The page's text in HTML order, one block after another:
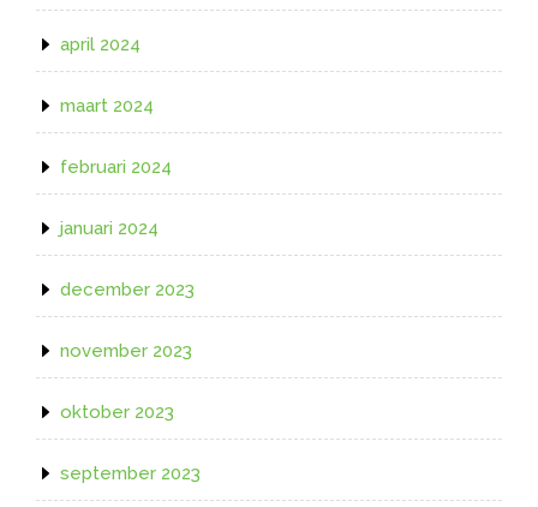
april 2024
maart 2024
februari 2024
januari 2024
december 2023
november 2023
oktober 2023
september 2023